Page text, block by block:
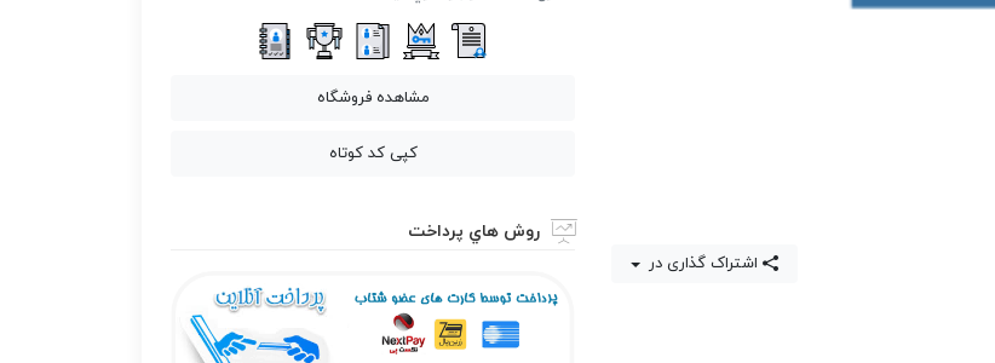
اشتراک گذاری در
مشاهده فروشگاه
کپی کد کوتاه
روش هاي پرداخت